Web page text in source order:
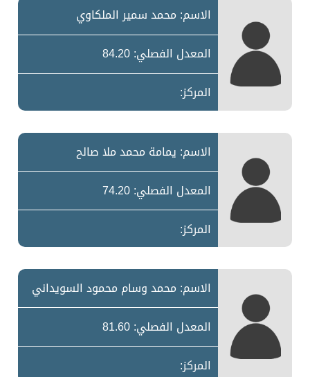
الاسم: محمد سمير الملكاوي
المعدل الفصلي: 84.20
المركز:
الاسم: يمامة محمد ملا صالح
المعدل الفصلي: 74.20
المركز:
الاسم: محمد وسام محمود السويداني
المعدل الفصلي: 81.60
المركز: